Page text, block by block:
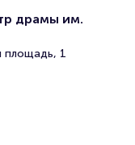
для покупки и
формата.
начиная с выбора
драмы им.
площадь, 1